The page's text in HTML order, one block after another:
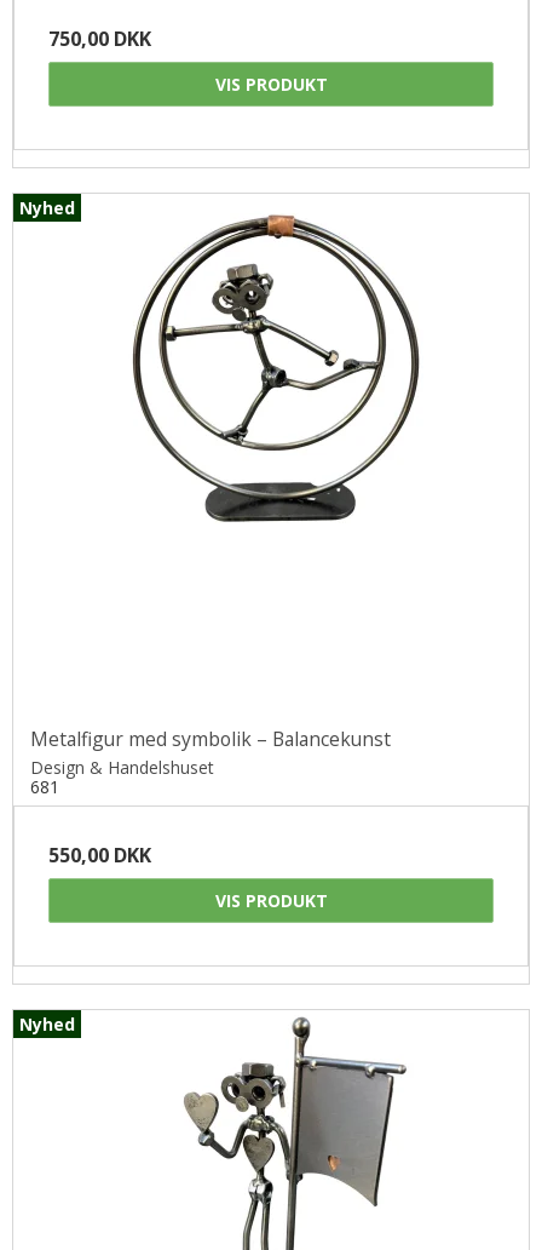
750,00 DKK
VIS PRODUKT
Nyhed
Metalfigur med symbolik – Balancekunst
Design & Handelshuset
681
550,00 DKK
VIS PRODUKT
Nyhed